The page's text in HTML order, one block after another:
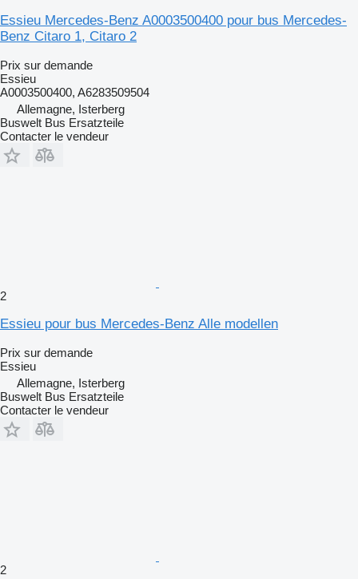
Essieu Mercedes-Benz A0003500400 pour bus Mercedes-
Benz Citaro 1, Citaro 2
Prix sur demande
Essieu
A0003500400, A6283509504
Allemagne, Isterberg
Buswelt Bus Ersatzteile
Contacter le vendeur
2
Essieu pour bus Mercedes-Benz Alle modellen
Prix sur demande
Essieu
Allemagne, Isterberg
Buswelt Bus Ersatzteile
Contacter le vendeur
2